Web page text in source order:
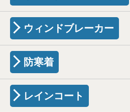
ウィンドブレーカー
防寒着
レインコート